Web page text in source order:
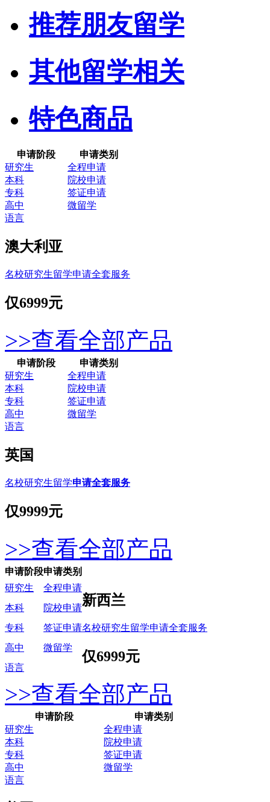
推荐朋友留学
其他留学相关
特色商品
申请阶段
申请类别
研究生
全程申请
本科
院校申请
专科
签证申请
高中
微留学
语言
澳大利亚
名校研究生留学申请全套服务
仅6999元
>>查看全部产品
申请阶段
申请类别
研究生
全程申请
本科
院校申请
专科
签证申请
高中
微留学
语言
英国
名校研究生留学申请全套服务
仅9999元
>>查看全部产品
申请阶段申请类别
研究生
全程申请
新西兰
名校研究生留学申请全套服务
仅6999元
本科
院校申请
专科
签证申请
高中
微留学
语言
>>查看全部产品
申请阶段
申请类别
研究生
全程申请
本科
院校申请
专科
签证申请
高中
微留学
语言